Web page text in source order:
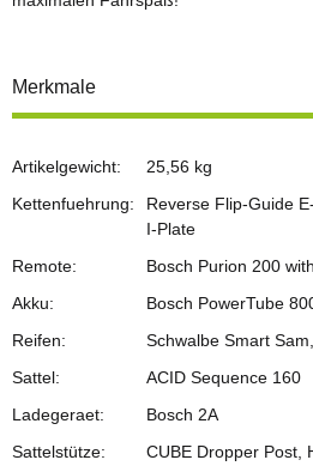
Merkmale
Artikelgewicht: 25,56 kg
Kettenfuehrung:
Reverse Flip-Guide
I-Plate
Remote:
Bosch Purion 200
Akku:
Bosch PowerTube
Reifen:
Schwalbe Smart
Sattel:
ACID Sequence 160
Ladegeraet:
Bosch 2A
Sattelstütze:
CUBE Dropper Post,